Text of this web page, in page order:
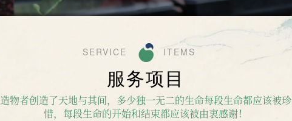
服务项目
SERVICE ITEMS
造物者创造了天地与其间，多少独一无二的生命每段生命都应该被珍
惜，每段生命的开始和结束都应该被由衷感谢！